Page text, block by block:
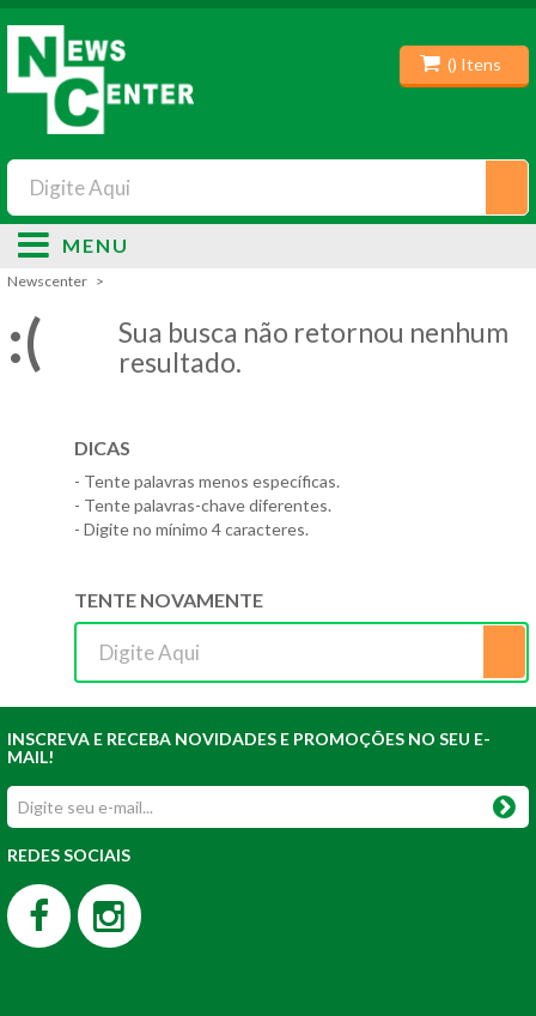
() Itens
MENU
Newscenter
:(
Sua busca não retornou nenhum
resultado.
DICAS
- Tente palavras menos específicas.
- Tente palavras-chave diferentes.
- Digite no mínimo 4 caracteres.
TENTE NOVAMENTE
INSCREVA E RECEBA NOVIDADES E PROMOÇÕES NO SEU E-
MAIL!
REDES SOCIAIS